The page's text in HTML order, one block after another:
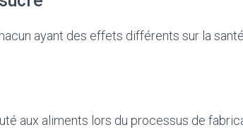
ayant des effets différents sur la
aux aliments lors du processus de